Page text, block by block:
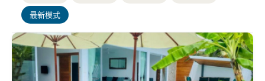
帳號
最新模式